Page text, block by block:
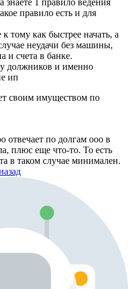
правило есть и для
тому как быстрее начать, а
неудачи без машины,
и счета в банке.
должников и именно
ип
своим имуществом по
отвечает по долгам ооо в
плюс еще что-то. То есть
в таком случае минимален.